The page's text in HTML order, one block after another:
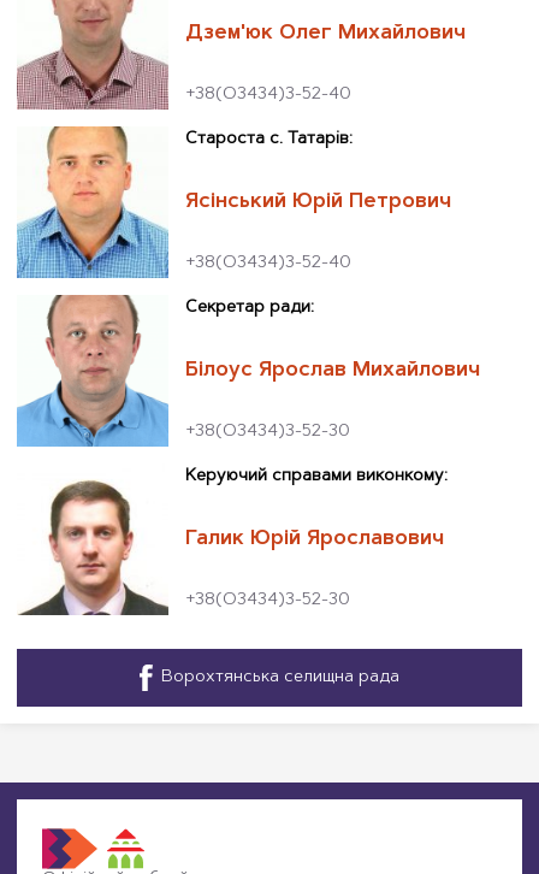
Дзем'юк Олег Михайлович
+38(О3434)3-52-40
Староста с. Татарів:
Ясінський Юрій Петрович
+38(О3434)3-52-40
Секретар ради:
Білоус Ярослав Михайлович
+38(О3434)3-52-30
Керуючий справами виконкому:
Галик Юрій Ярославович
+38(О3434)3-52-30
Ворохтянська селищна рада